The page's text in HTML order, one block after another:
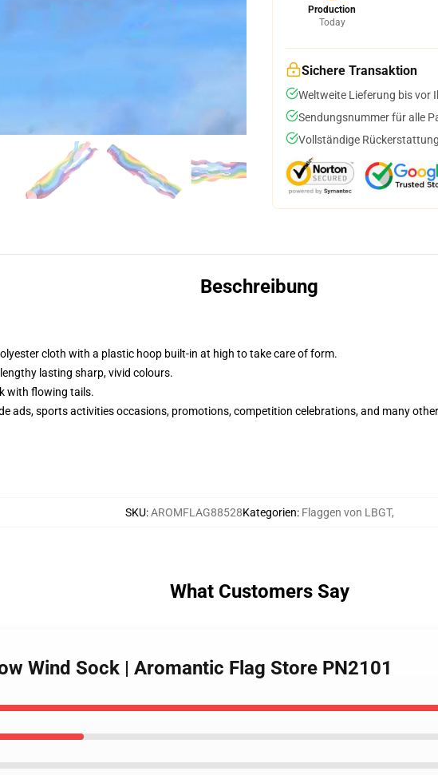
Production
Today
Sichere Transaktion
Weltweite Lieferung bis vor
Sendungsnummer für alle
Vollständige
Beschreibung
cloth with a plastic hoop built-in at high to take care of form.
lasting sharp, vivid colours.
with flowing tails.
ads, sports activities occasions, promotions, competition celebrations, and many
SKU:AROMFLAG88528Kategorien: Flaggen von LBGT,
What Customers Say
Wind Sock | Aromantic Flag Store PN2101